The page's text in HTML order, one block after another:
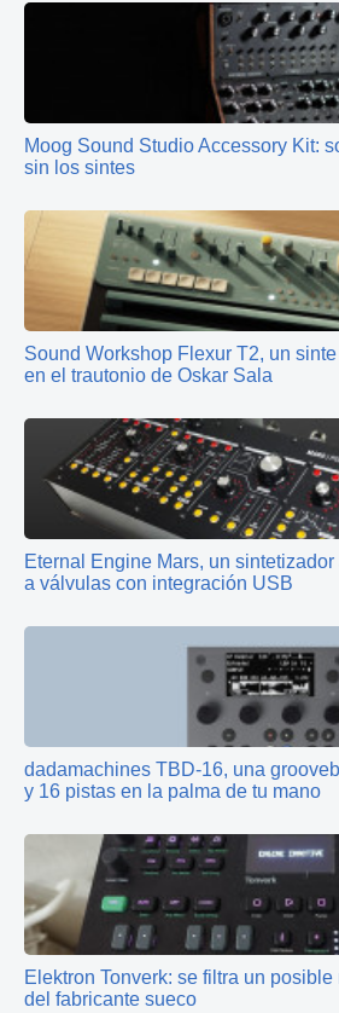
Moog Sound Studio Accessory Kit:
sin los sintes
Sound Workshop Flexur T2, un
en el trautonio de Oskar Sala
Eternal Engine Mars, un
a válvulas con integración USB
dadamachines TBD‑16, una
y 16 pistas en la palma de tu mano
Elektron Tonverk: se filtra un
del fabricante sueco